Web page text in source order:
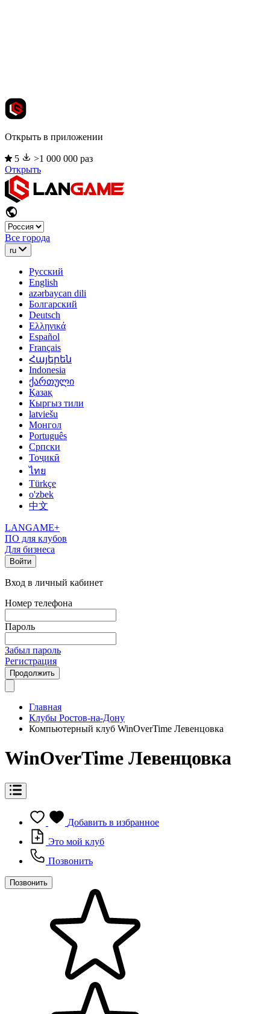
Открыть в приложении
5
>1 000 000 раз
Открыть
Все города
ru
Русский
English
azərbaycan dili
Болгарский
Deutsch
Ελληνικά
Español
Français
Հայերեն
Indonesia
ქართული
Қазақ
Кыргыз тили
latviešu
Монгол
Português
Српски
Тоҷикӣ
ไทย
Türkçe
o'zbek
中文
LANGAME+
ПО для клубов
Для бизнеса
Войти
Вход в личный кабинет
Номер телефона
Пароль
Забыл пароль
Регистрация
Продолжить
Главная
Клубы Ростов-на-Дону
Компьютерный клуб WinOverTime Левенцовка
WinOverTime Левенцовка
Добавить в избранное
Это мой клуб
Позвонить
Позвонить